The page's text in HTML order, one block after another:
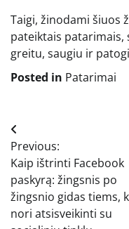
Taigi, žinodami šiuos
pateiktais
greitu, saugiu ir
Posted in Patarimai
Navigacija
tarp
įrašų
Previous:
Kaip ištrinti Facebook
paskyrą: žingsnis po
žingsnio gidas tiems,
nori atsisveikinti su